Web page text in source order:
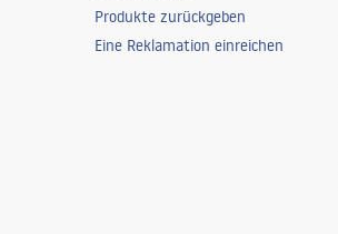
Produkte zurückgeben
Eine Reklamation einreichen